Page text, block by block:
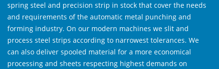
spring steel and precision strip in stock that cover the needs
and requirements of the automatic metal punching and
forming industry. On our modern machines we slit and
process steel strips according to narrowest tolerances. We
can also deliver spooled material for a more economical
processing and sheets respecting highest demands on